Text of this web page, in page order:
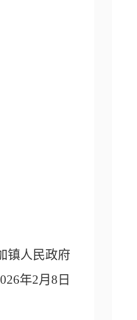
镇人民政府
年2月8日